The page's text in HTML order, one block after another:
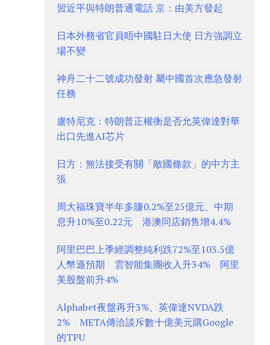
習近平與特朗普通電話 京：由美方發起
日本外務省官員晤中國駐日大使 日方強調立
場不變
神舟二十二號成功發射 屬中國首次應急發射
任務
盧特尼克：特朗普正權衡是否允英偉達對華
出口先進AI芯片
日方：無法接受有關「敵國條款」的中方主
張
周大福珠寶半年多賺0.2%至25億元、中期
息升10%至0.22元 港澳同店銷售增4.4%
阿里巴巴上季經調整純利跌72%至103.5億
人幣遜預期 雲智能集團收入升34% 阿里
美股盤前升4%
Alphabet夜盤再升3%、英偉達NVDA跌
2% META傳洽談斥數十億美元購Google
的TPU